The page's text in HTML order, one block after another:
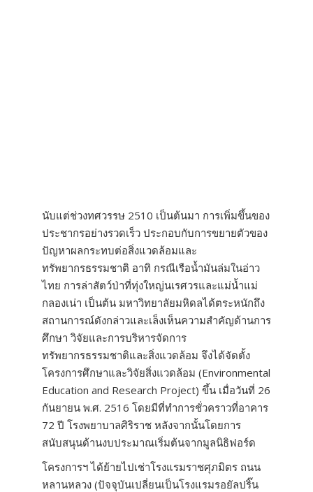
นับแต่ช่วงทศวรรษ 2510 เป็นต้นมา การเพิ่มขึ้นของ
ประชากรอย่างรวดเร็ว ประกอบกับการขยายตัวของ
ปัญหาผลกระทบต่อสิ่งแวดล้อมและ
ทรัพยากรธรรมชาติ อาทิ กรณีเรือน้ำมันล่มในอ่าว
ไทย การล่าสัตว์ป่าที่ทุ่งใหญ่นเรศวรและแม่น้ำแม่
กลองเน่า เป็นต้น มหาวิทยาลัยมหิดลได้ตระหนักถึง
สถานการณ์ดังกล่าวและเล็งเห็นความสำคัญด้านการ
ศึกษา วิจัยและการบริหารจัดการ
ทรัพยากรธรรมชาติและสิ่งแวดล้อม จึงได้จัดตั้ง
โครงการศึกษาและวิจัยสิ่งแวดล้อม (Environmental
Education and Research Project) ขึ้น เมื่อวันที่ 26
กันยายน พ.ศ. 2516 โดยมีที่ทำการชั่วคราวที่อาคาร
72 ปี โรงพยาบาลศิริราช หลังจากนั้นโดยการ
สนับสนุนด้านงบประมาณเริ่มต้นจากมูลนิธิฟอร์ด
โครงการฯ ได้ย้ายไปเช่าโรงแรมราชศุภมิตร ถนน
หลานหลวง (ปัจจุบันเปลี่ยนเป็นโรงแรมรอยัลปริ๊น